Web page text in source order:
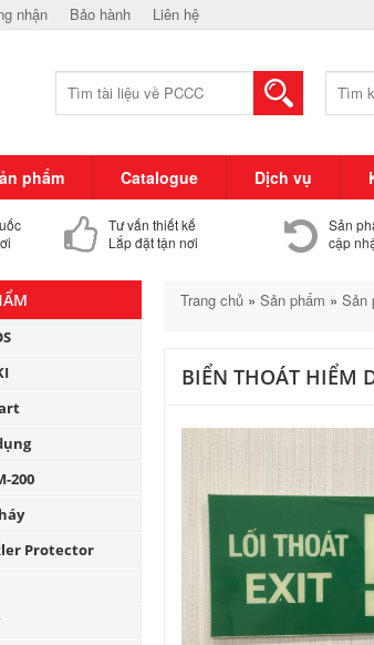
nhận Bảo hành Liên hệ
kiếm:
phẩm Catalogue Dịch vụ
Tư vấn thiết kế
Lắp đặt tận nơi
Sản
cập
200
Protector
Trang chủ» Sản phẩm » Sản
BIỂN THOÁT HIỂM